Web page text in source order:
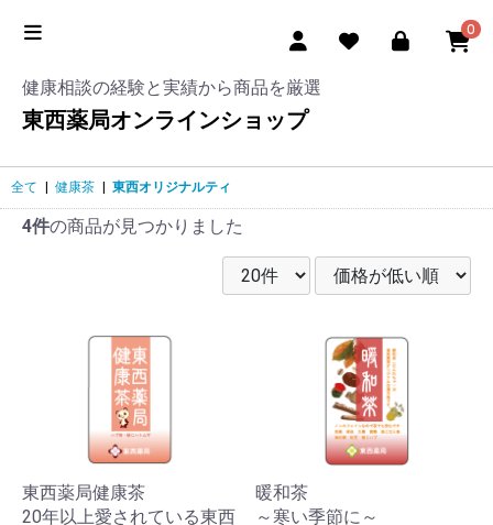
0
健康相談の経験と実績から商品を厳選
東西薬局オンラインショップ
全て 健康茶 東西オリジナルティ
4件の商品が見つかりました
東西薬局健康茶
20年以上愛されている東西
暖和茶
～寒い季節に～